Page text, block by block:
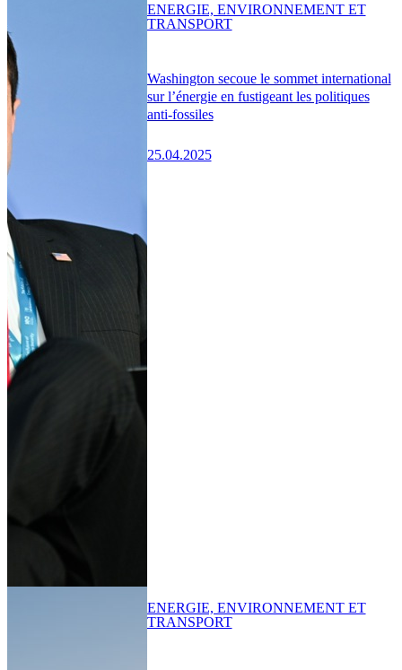
Washington secoue le sommet international
sur l’énergie en fustigeant les politiques
anti-fossiles
25.04.2025
ENERGIE, ENVIRONNEMENT ET
TRANSPORT
ENERGIE, ENVIRONNEMENT ET
TRANSPORT